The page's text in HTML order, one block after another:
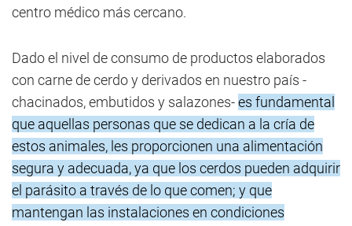
centro médico más cercano.
Dado el nivel de consumo de productos elaborados
con carne de cerdo y derivados en nuestro país -
chacinados, embutidos y salazones-es fundamental
que aquellas personas que se dedican a la cría de
estos animales, les proporcionen una alimentación
segura y adecuada, ya que los cerdos pueden adquirir
el parásito a través de lo que comen; y que
mantengan las instalaciones en condiciones